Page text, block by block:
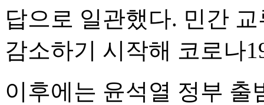
답으로 일관했다. 민간
감소하기 시작해 코로나
이후에는 윤석열 정부 출